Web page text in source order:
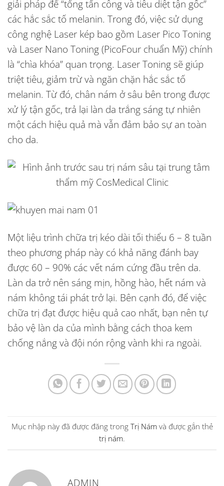
giải pháp để “tổng tấn công và tiêu diệt tận gốc”
các hắc sắc tố melanin. Trong đó, việc sử dụng
công nghệ Laser kép bao gồm Laser Pico Toning
và Laser Nano Toning (PicoFour chuẩn Mỹ) chính
là “chìa khóa” quan trọng. Laser Toning sẽ giúp
triệt tiêu, giảm trừ và ngăn chặn hắc sắc tố
melanin. Từ đó, chân nám ở sâu bên trong được
xử lý tận gốc, trả lại làn da trắng sáng tự nhiên
một cách hiệu quả mà vẫn đảm bảo sự an toàn
cho da.
Một liệu trình chữa trị kéo dài tối thiểu 6 – 8 tuần
theo phương pháp này có khả năng đánh bay
được 60 – 90% các vết nám cứng đầu trên da.
Làn da trở nên sáng mịn, hồng hào, hết nám và
nám không tái phát trở lại. Bên cạnh đó, để việc
chữa trị đạt được hiệu quả cao nhất, bạn nên tự
bảo vệ làn da của mình bằng cách thoa kem
chống nắng và đội nón rộng vành khi ra ngoài.
Mục nhập này đã được đăng trongTrị Nám và được gắn thẻ
trị nám.
ADMIN